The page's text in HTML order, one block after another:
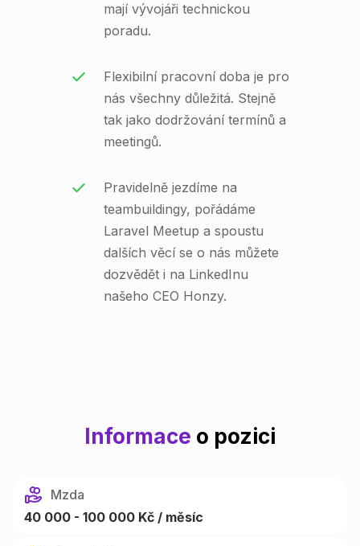
mají vývojáři technickou
poradu.
Flexibilní pracovní doba je pro
nás všechny důležitá. Stejně
tak jako dodržování termínů a
meetingů.
Pravidelně jezdíme na
teambuildingy, pořádáme
Laravel Meetup a spoustu
dalších věcí se o nás můžete
dozvědět i na LinkedInu
našeho CEO Honzy.
Informace o pozici
Mzda
40 000 - 100 000 Kč / měsíc